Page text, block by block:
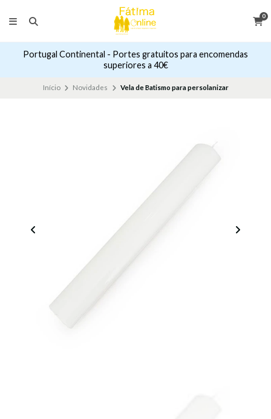
0
Portugal Continental - Portes gratuitos para encomendas
superiores a 40€
Início Novidades Vela de Batismo para persolanizar